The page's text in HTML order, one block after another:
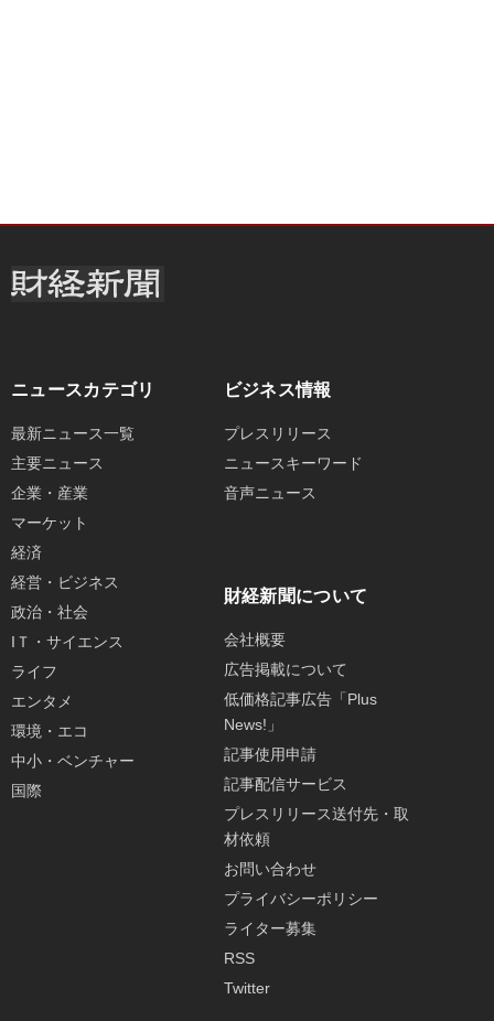
ニュースカテゴリ
最新ニュース一覧
主要ニュース
企業・産業
マーケット
経済
経営・ビジネス
政治・社会
IＴ・サイエンス
ライフ
エンタメ
環境・エコ
中小・ベンチャー
国際
ビジネス情報
プレスリリース
ニュースキーワード
音声ニュース
財経新聞について
会社概要
広告掲載について
低価格記事広告「Plus
News!」
記事使用申請
記事配信サービス
プレスリリース送付先・取
材依頼
お問い合わせ
プライバシーポリシー
ライター募集
RSS
Twitter